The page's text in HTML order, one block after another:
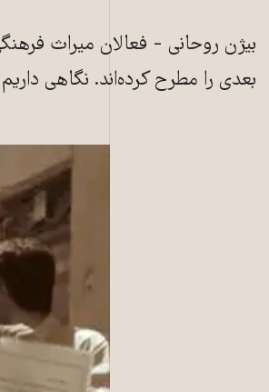
بیژن روحانی - فعالان میراث
بعدی را مطرح کرده‌اند. نگاهی